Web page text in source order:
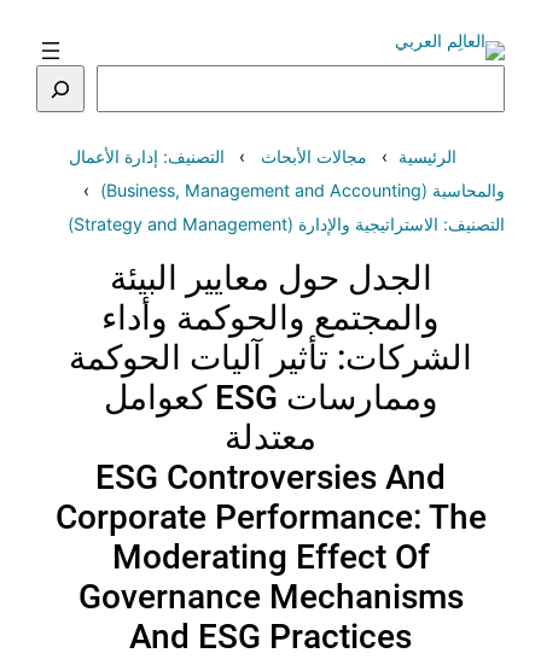
المحتوى
الرئيسية مجالات الأبحاث
التصنيف: إدارة الأعمال
والمحاسبة (Business, Management and Accounting)
التصنيف: الاستراتيجية والإدارة (Strategy and Management)
الجدل حول معايير البيئة
والمجتمع والحوكمة وأداء
الشركات: تأثير آليات الحوكمة
وممارسات ESG كعوامل
معتدلة
ESG Controversies And
Corporate Performance: The
Moderating Effect Of
Governance Mechanisms
And ESG Practices